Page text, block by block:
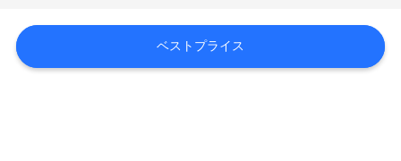
品
ベストプライス